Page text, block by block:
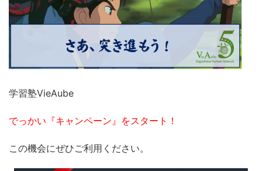
学習塾VieAube
でっかい『キャンペーン』をスタート！
この機会にぜひご利用ください。